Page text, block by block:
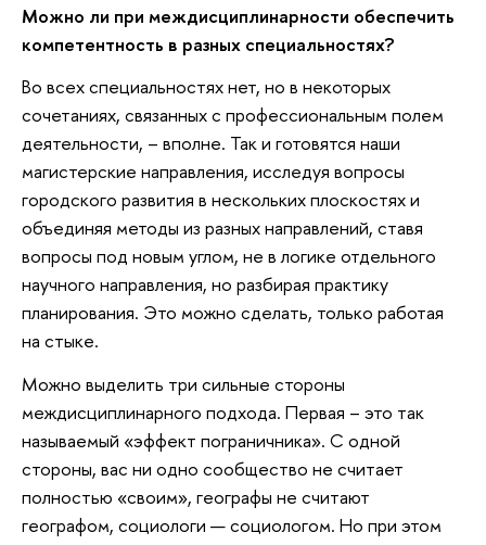
Можно ли при междисциплинарности обеспечить
компетентность в разных специальностях?
Во всех специальностях нет, но в некоторых
сочетаниях, связанных с профессиональным полем
деятельности, – вполне. Так и готовятся наши
магистерские направления, исследуя вопросы
городского развития в нескольких плоскостях и
объединяя методы из разных направлений, ставя
вопросы под новым углом, не в логике отдельного
научного направления, но разбирая практику
планирования. Это можно сделать, только работая
на стыке.
Можно выделить три сильные стороны
междисциплинарного подхода. Первая – это так
называемый «эффект пограничника». С одной
стороны, вас ни одно сообщество не считает
полностью «своим», географы не считают
географом, социологи — социологом. Но при этом